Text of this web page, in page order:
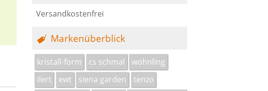
Versandkostenfrei
Markenüberblick
kristall-form cs schmal
wohnling
ilert
ewt siena garden
tenzo